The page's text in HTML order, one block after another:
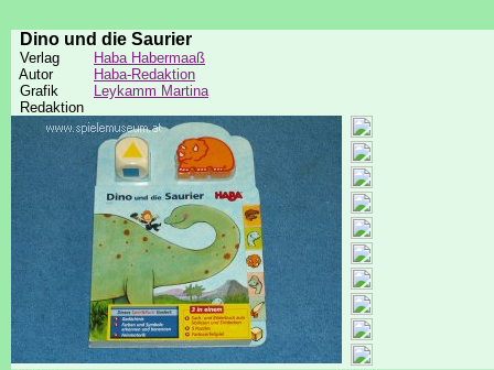
Dino und die Saurier
Verlag
Haba Habermaaß
Autor
Haba-Redaktion
Grafik
Leykamm Martina
Redaktion